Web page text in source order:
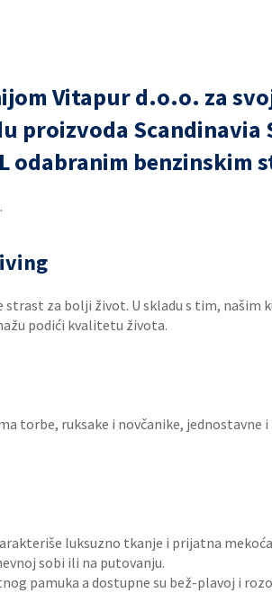
Vitapur d.o.o. za
proizvoda Scandinavia
odabranim benzinskim
za bolji život. U skladu s tim, našim
podići kvalitetu života.
torbe, ruksake i novčanike, jednostavne
luksuzno tkanje i prijatna
sobi ili na putovanju.
pamuka a dostupne su bež-plavoj i